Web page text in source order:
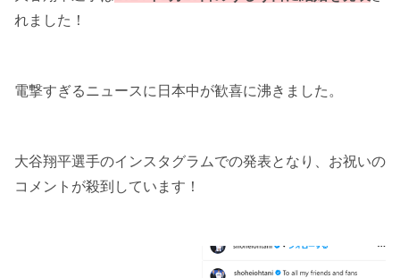
れました！
電撃すぎるニュースに日本中が歓喜に沸きました。
大谷翔平選手のインスタグラムでの発表となり、お祝いの
コメントが殺到しています！